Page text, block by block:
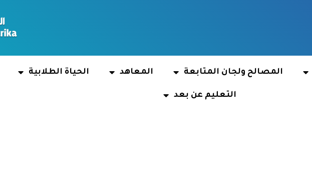
المصالح ولجان المتابعة المعاهد الحياة الطلابية
التعليم عن بعد